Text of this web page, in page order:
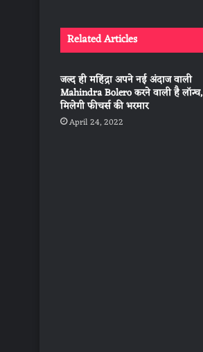
Related Articles
जल्द ही महिंद्रा अपने नई अंदाज वाली
Mahindra Bolero करने वाली है लॉन्च,
मिलेगी फीचर्स की भरमार
April 24, 2022